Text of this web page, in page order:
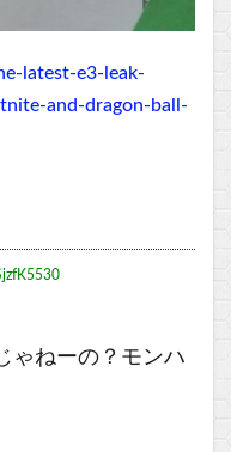
latest-e3-leak-
and-dragon-ball-
ゃねーの？モンハ